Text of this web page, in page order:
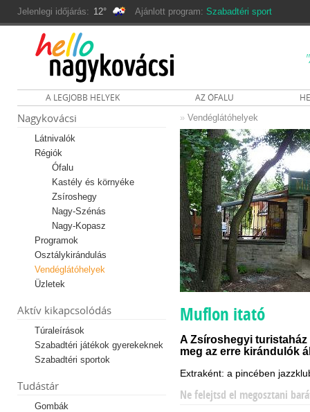
Jelenlegi időjárás: 12° Ajánlott program: Szabadtéri sport
A LEGJOBB HELYEK AZ ÓFALU
Nagykovácsi
Látnivalók
Régiók
Ófalu
Kastély és környéke
Zsíroshegy
Nagy-Szénás
Nagy-Kopasz
Programok
Osztálykirándulás
Vendéglátóhelyek
Üzletek
Aktív kikapcsolódás
Túraleírások
Szabadtéri játékok gyerekeknek
Szabadtéri sportok
Tudástár
Gombák
» Vendéglátóhelyek
Muflon itató
A Zsíroshegyi
meg az erre kirándulók
Extraként: a pincében
Ne felejtsd el megosztani